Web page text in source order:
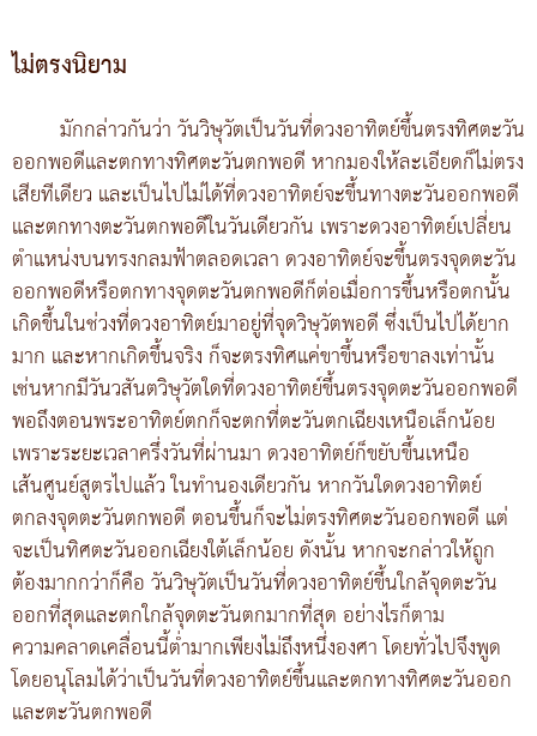
ไม่ตรงนิยาม
มักกล่าวกันว่า วันวิษุวัตเป็นวันที่ดวงอาทิตย์ขึ้นตรงทิศตะวัน
ออกพอดีและตกทางทิศตะวันตกพอดี หากมองให้ละเอียดก็ไม่ตรง
เสียทีเดียว และเป็นไปไม่ได้ที่ดวงอาทิตย์จะขึ้นทางตะวันออกพอดี
และตกทางตะวันตกพอดีในวันเดียวกัน เพราะดวงอาทิตย์เปลี่ยน
ตำแหน่งบนทรงกลมฟ้าตลอดเวลา ดวงอาทิตย์จะขึ้นตรงจุดตะวัน
ออกพอดีหรือตกทางจุดตะวันตกพอดีก็ต่อเมื่อการขึ้นหรือตกนั้น
เกิดขึ้นในช่วงที่ดวงอาทิตย์มาอยู่ที่จุดวิษุวัตพอดี ซึ่งเป็นไปได้ยาก
มาก และหากเกิดขึ้นจริง ก็จะตรงทิศแค่ขาขึ้นหรือขาลงเท่านั้น
เช่นหากมีวันวสันตวิษุวัตใดที่ดวงอาทิตย์ขึ้นตรงจุดตะวันออกพอดี
พอถึงตอนพระอาทิตย์ตกก็จะตกที่ตะวันตกเฉียงเหนือเล็กน้อย
เพราะระยะเวลาครึ่งวันที่ผ่านมา ดวงอาทิตย์ก็ขยับขึ้นเหนือ
เส้นศูนย์สูตรไปแล้ว ในทำนองเดียวกัน หากวันใดดวงอาทิตย์
ตกลงจุดตะวันตกพอดี ตอนขึ้นก็จะไม่ตรงทิศตะวันออกพอดี แต่
จะเป็นทิศตะวันออกเฉียงใต้เล็กน้อย ดังนั้น หากจะกล่าวให้ถูก
ต้องมากกว่าก็คือ วันวิษุวัตเป็นวันที่ดวงอาทิตย์ขึ้นใกล้จุดตะวัน
ออกที่สุดและตกใกล้จุดตะวันตกมากที่สุด อย่างไรก็ตาม
ความคลาดเคลื่อนนี้ต่ำมากเพียงไม่ถึงหนึ่งองศา โดยทั่วไปจึงพูด
โดยอนุโลมได้ว่าเป็นวันที่ดวงอาทิตย์ขึ้นและตกทางทิศตะวันออก
และตะวันตกพอดี